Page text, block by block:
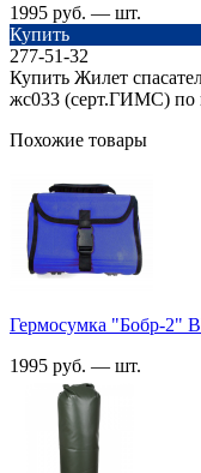
1995 руб. — шт.
Купить
277-51-32
Купить Жилет
жс033 (серт.ГИМС) по
Похожие товары
Гермосумка "Бобр-2"
1995 руб. — шт.